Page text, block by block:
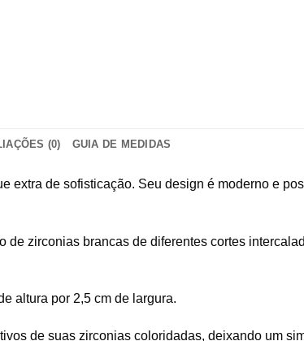
(0) GUIA DE MEDIDAS
extra de sofisticação. Seu design é moderno e
zirconias brancas de diferentes cortes
altura por 2,5 cm de largura.
de suas zirconias coloridadas, deixando um